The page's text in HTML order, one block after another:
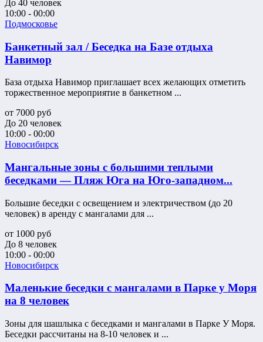
До 40 человек
10:00 - 00:00
Подмосковье
Банкетный зал / Беседка на Базе отдыха
Навимор
База отдыха Навимор приглашает всех желающих отметить
торжественное мероприятие в банкетном ...
от 7000 руб
До 20 человек
10:00 - 00:00
Новосибирск
Мангальные зоны с большими теплыми
беседками — Пляж Юга на Юго-западном...
Большие беседки с освещением и электричеством (до 20
человек) в аренду с мангалами для ...
от 1000 руб
До 8 человек
10:00 - 00:00
Новосибирск
Маленькие беседки с мангалами в Парке у Моря
на 8 человек
Зоны для шашлыка с беседками и мангалами в Парке У Моря.
Беседки рассчитаны на 8-10 человек и ...